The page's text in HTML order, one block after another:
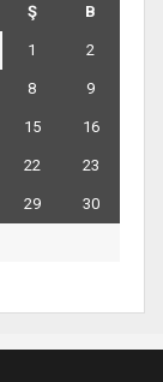
Ş B
1 2
8 9
15 16
22 23
29 30